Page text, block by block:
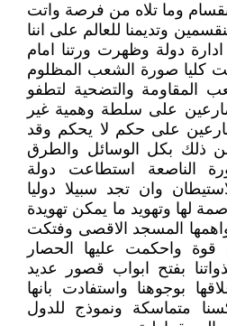
وما تلاه من فرصة واتت
وتديمنا للعالم على اننا
دولة وظهرت ورتنا امام
كليا صورة الشعب المظلوم
المقاومة والتضحية لتطفو
على سلطة وهمية غير
على حكم لا يحكم وقد
من ذلك بكل الوسائل والطرق
الناصعة استطاعت دولة
وان تجد سبيلا دوليا
لها وتهويد ما يمكن تهويدة
المسجد الاقصى وفتكت
واحكمت عليها الحصار
بفتح ابواب قصور عديد
بوجوهنا واستفادت بانها
متماسكة ونموذج للدول